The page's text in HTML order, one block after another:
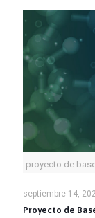
proyecto de
septiembre 14,
Proyecto de